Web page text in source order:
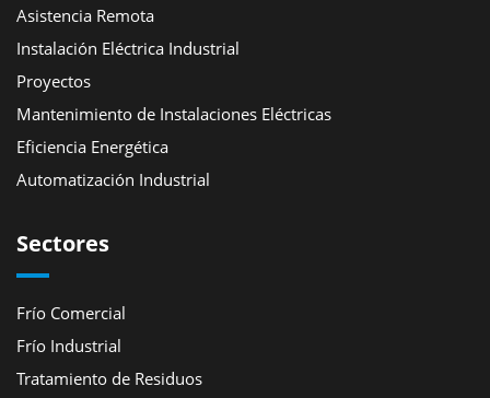
Asistencia Remota
Instalación Eléctrica Industrial
Proyectos
Mantenimiento de Instalaciones Eléctricas
Eficiencia Energética
Automatización Industrial
Sectores
Frío Comercial
Frío Industrial
Tratamiento de Residuos